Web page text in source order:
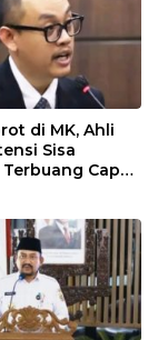
di MK, Ahli
Sisa
Capai